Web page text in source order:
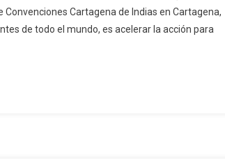
Convenciones Cartagena de Indias en Cartagena,
de todo el mundo, es acelerar la acción para